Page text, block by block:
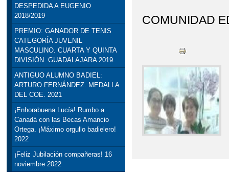
DESPEDIDA A EUGENIO
2018/2019
PREMIO: GANADOR DE TENIS
CATEGORÍA JUVENIL
MASCULINO. CUARTA Y QUINTA
DIVISIÓN. GUADALAJARA 2019.
ANTIGUO ALUMNO BADIEL:
ARTURO FERNÁNDEZ. MEDALLA
DEL COE. 2021
¡Enhorabuena Lucía! Rumbo a
Canadá con las Becas Amancio
Ortega. ¡Máximo orgullo badielero!
2022
¡Feliz Jubilación compañeras! 16
noviembre 2022
COMUNIDAD